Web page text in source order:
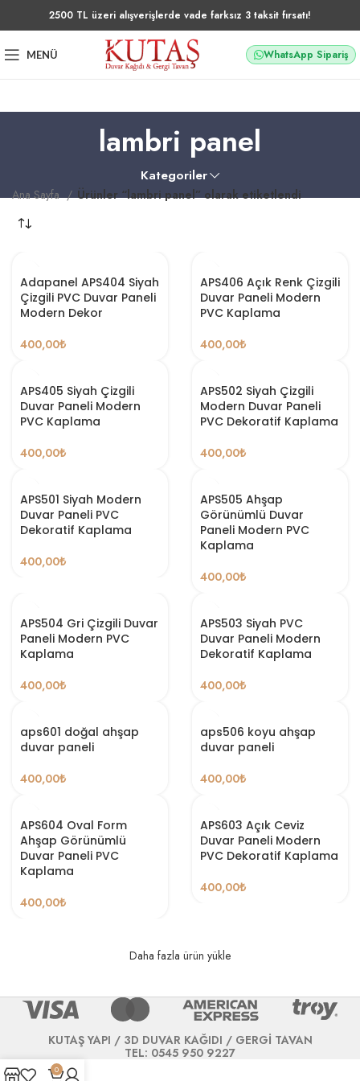
2500 TL üzeri alışverişlerde vade farksız 3 taksit fırsatı!
MENÜ WhatsApp Sipariş
lambri panel
Kategoriler
Ana Sayfa Ürünler “lambri panel” olarak etiketlendi
Adapanel APS404 Siyah
Çizgili PVC Duvar Paneli
Modern Dekor
400,00₺
APS406 Açık Renk Çizgili
Duvar Paneli Modern
PVC Kaplama
400,00₺
APS405 Siyah Çizgili
Duvar Paneli Modern
PVC Kaplama
400,00₺
APS502 Siyah Çizgili
Modern Duvar Paneli
PVC Dekoratif Kaplama
400,00₺
APS501 Siyah Modern
Duvar Paneli PVC
Dekoratif Kaplama
400,00₺
APS505 Ahşap
Görünümlü Duvar
Paneli Modern PVC
Kaplama
400,00₺
APS504 Gri Çizgili Duvar
Paneli Modern PVC
Kaplama
400,00₺
APS503 Siyah PVC
Duvar Paneli Modern
Dekoratif Kaplama
400,00₺
aps601 doğal ahşap
duvar paneli
400,00₺
aps506 koyu ahşap
duvar paneli
400,00₺
APS604 Oval Form
Ahşap Görünümlü
Duvar Paneli PVC
Kaplama
400,00₺
APS603 Açık Ceviz
Duvar Paneli Modern
PVC Dekoratif Kaplama
400,00₺
Daha fazla ürün yükle
KUTAŞ YAPI / 3D DUVAR KAĞIDI / GERGİ TAVAN
TEL: 0545 950 9227
0